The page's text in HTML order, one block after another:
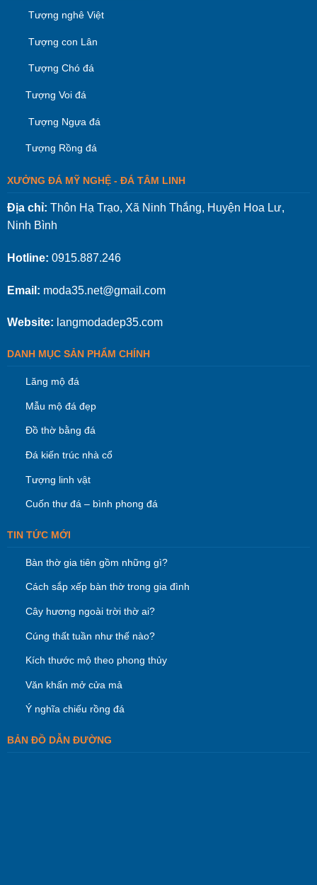
Tượng nghê Việt
Tượng con Lân
Tượng Chó đá
Tượng Voi đá
Tượng Ngựa đá
Tượng Rồng đá
XƯỞNG ĐÁ MỸ NGHỆ - ĐÁ TÂM LINH
Địa chỉ: Thôn Hạ Trạo, Xã Ninh Thắng, Huyện Hoa Lư,
Ninh Bình
Hotline: 0915.887.246
Email: moda35.net@gmail.com
Website: langmodadep35.com
DANH MỤC SẢN PHẨM CHÍNH
Lăng mộ đá
Mẫu mộ đá đẹp
Đồ thờ bằng đá
Đá kiến trúc nhà cổ
Tượng linh vật
Cuốn thư đá – bình phong đá
TIN TỨC MỚI
Bàn thờ gia tiên gồm những gì?
Cách sắp xếp bàn thờ trong gia đình
Cây hương ngoài trời thờ ai?
Cúng thất tuần như thế nào?
Kích thước mộ theo phong thủy
Văn khấn mở cửa mả
Ý nghĩa chiếu rồng đá
BẢN ĐỒ DẪN ĐƯỜNG